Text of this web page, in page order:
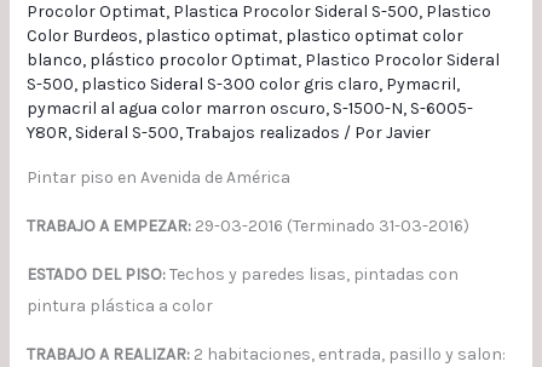
Procolor Optimat, Plastica Procolor Sideral S-500, Plastico
Color Burdeos, plastico optimat, plastico optimat color
blanco, plástico procolor Optimat, Plastico Procolor Sideral
S-500, plastico Sideral S-300 color gris claro, Pymacril,
pymacril al agua color marron oscuro, S-1500-N, S-6005-
Y80R, Sideral S-500,Trabajos realizados / PorJavier
Pintar piso en Avenida de América
TRABAJO A EMPEZAR:29-03-2016 (Terminado 31-03-2016)
ESTADO DEL PISO:Techos y paredes lisas, pintadas con
pintura plástica a color
TRABAJO A REALIZAR:2 habitaciones, entrada, pasillo y salon: